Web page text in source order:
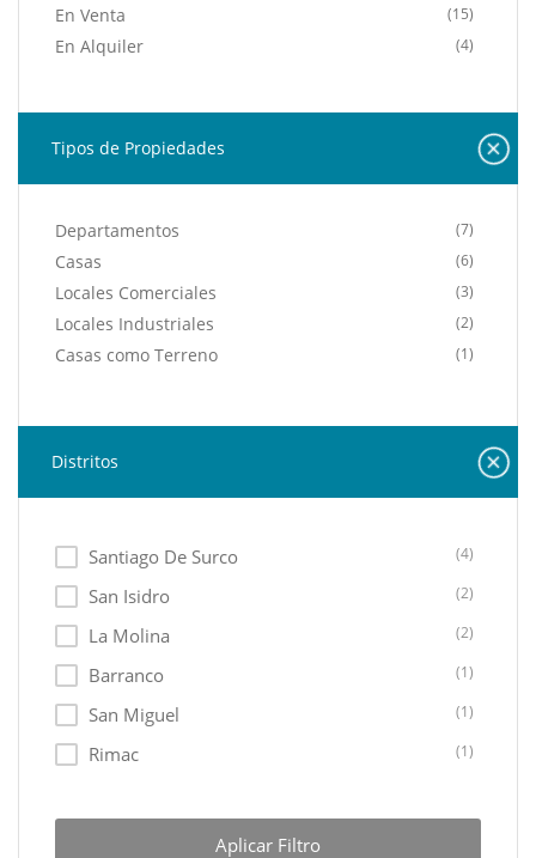
En Venta (15)
En Alquiler (4)
Tipos de Propiedades
Departamentos (7)
Casas (6)
Locales Comerciales (3)
Locales Industriales (2)
Casas como Terreno (1)
Distritos
Santiago De Surco (4)
San Isidro (2)
La Molina (2)
Barranco (1)
San Miguel (1)
Rimac (1)
Aplicar Filtro